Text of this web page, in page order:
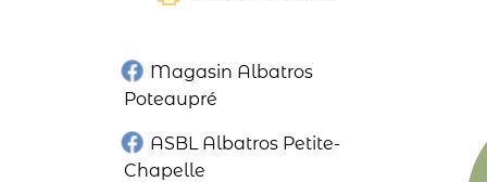
Magasin Albatros
Poteaupré
ASBL Albatros Petite-
Chapelle